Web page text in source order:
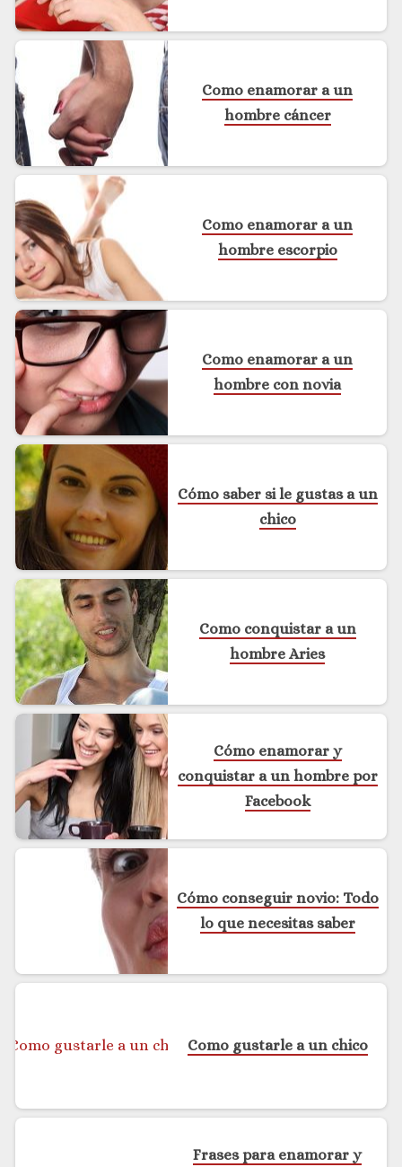
Como enamorar a un
hombre cáncer
Como enamorar a un
hombre escorpio
Como enamorar a un
hombre con novia
Cómo saber si le gustas a un
chico
Como conquistar a un
hombre Aries
Cómo enamorar y
conquistar a un hombre por
Facebook
Cómo conseguir novio: Todo
lo que necesitas saber
Como gustarle a un chico
Frases para enamorar y